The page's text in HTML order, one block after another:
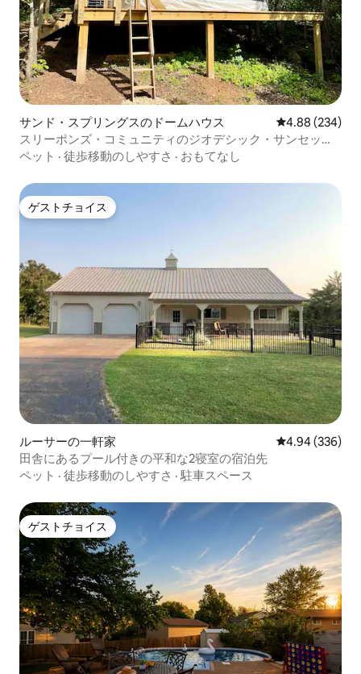
サンド・スプリングスのドームハウス レビュー234
4.88 (234)
スリーポンズ・コミュニティのジオデシック・サンセッ
ト・ドーム
ペット · 徒歩移動のしやすさ · おもてなし
ゲストチョイス
ゲストチョイス
ルーサーの一軒家 レビュー336
4.94 (336)
田舎にあるプール付きの平和な2寝室の宿泊先
ペット · 徒歩移動のしやすさ · 駐車スペース
ゲストチョイス
ゲストチョイス